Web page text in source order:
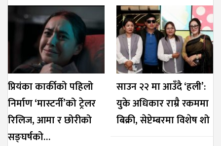
प्रियंका कार्कीको पहिलो
निर्माण ‘मास्टर्नी’को ट्रेलर
रिलिज, आमा र छोरीको
सङ्घर्षको…
साउन २२ मा आउँदै ‘हली’:
युके अधिकार राम्रै रकममा
बिक्री, सेप्टेम्बरमा विशेष शो